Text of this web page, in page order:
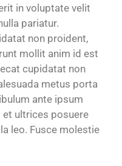
in voluptate velit
pariatur.
non proident,
mollit anim id est
cupidatat non
metus porta
ante ipsum
ultrices posuere
leo. Fusce molestie